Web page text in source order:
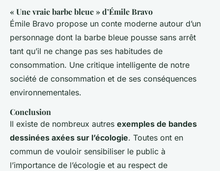
« Une vraie barbe bleue » d’Émile Bravo
Émile Bravo propose un conte moderne autour d’un
personnage dont la barbe bleue pousse sans arrêt
tant qu’il ne change pas ses habitudes de
consommation. Une critique intelligente de notre
société de consommation et de ses conséquences
environnementales.
Conclusion
Il existe de nombreux autres exemples de bandes
dessinées axées sur l’écologie. Toutes ont en
commun de vouloir sensibiliser le public à
l’importance de l’écologie et au respect de